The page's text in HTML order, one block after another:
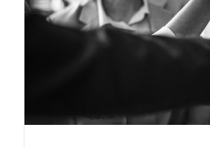
LA RELATION